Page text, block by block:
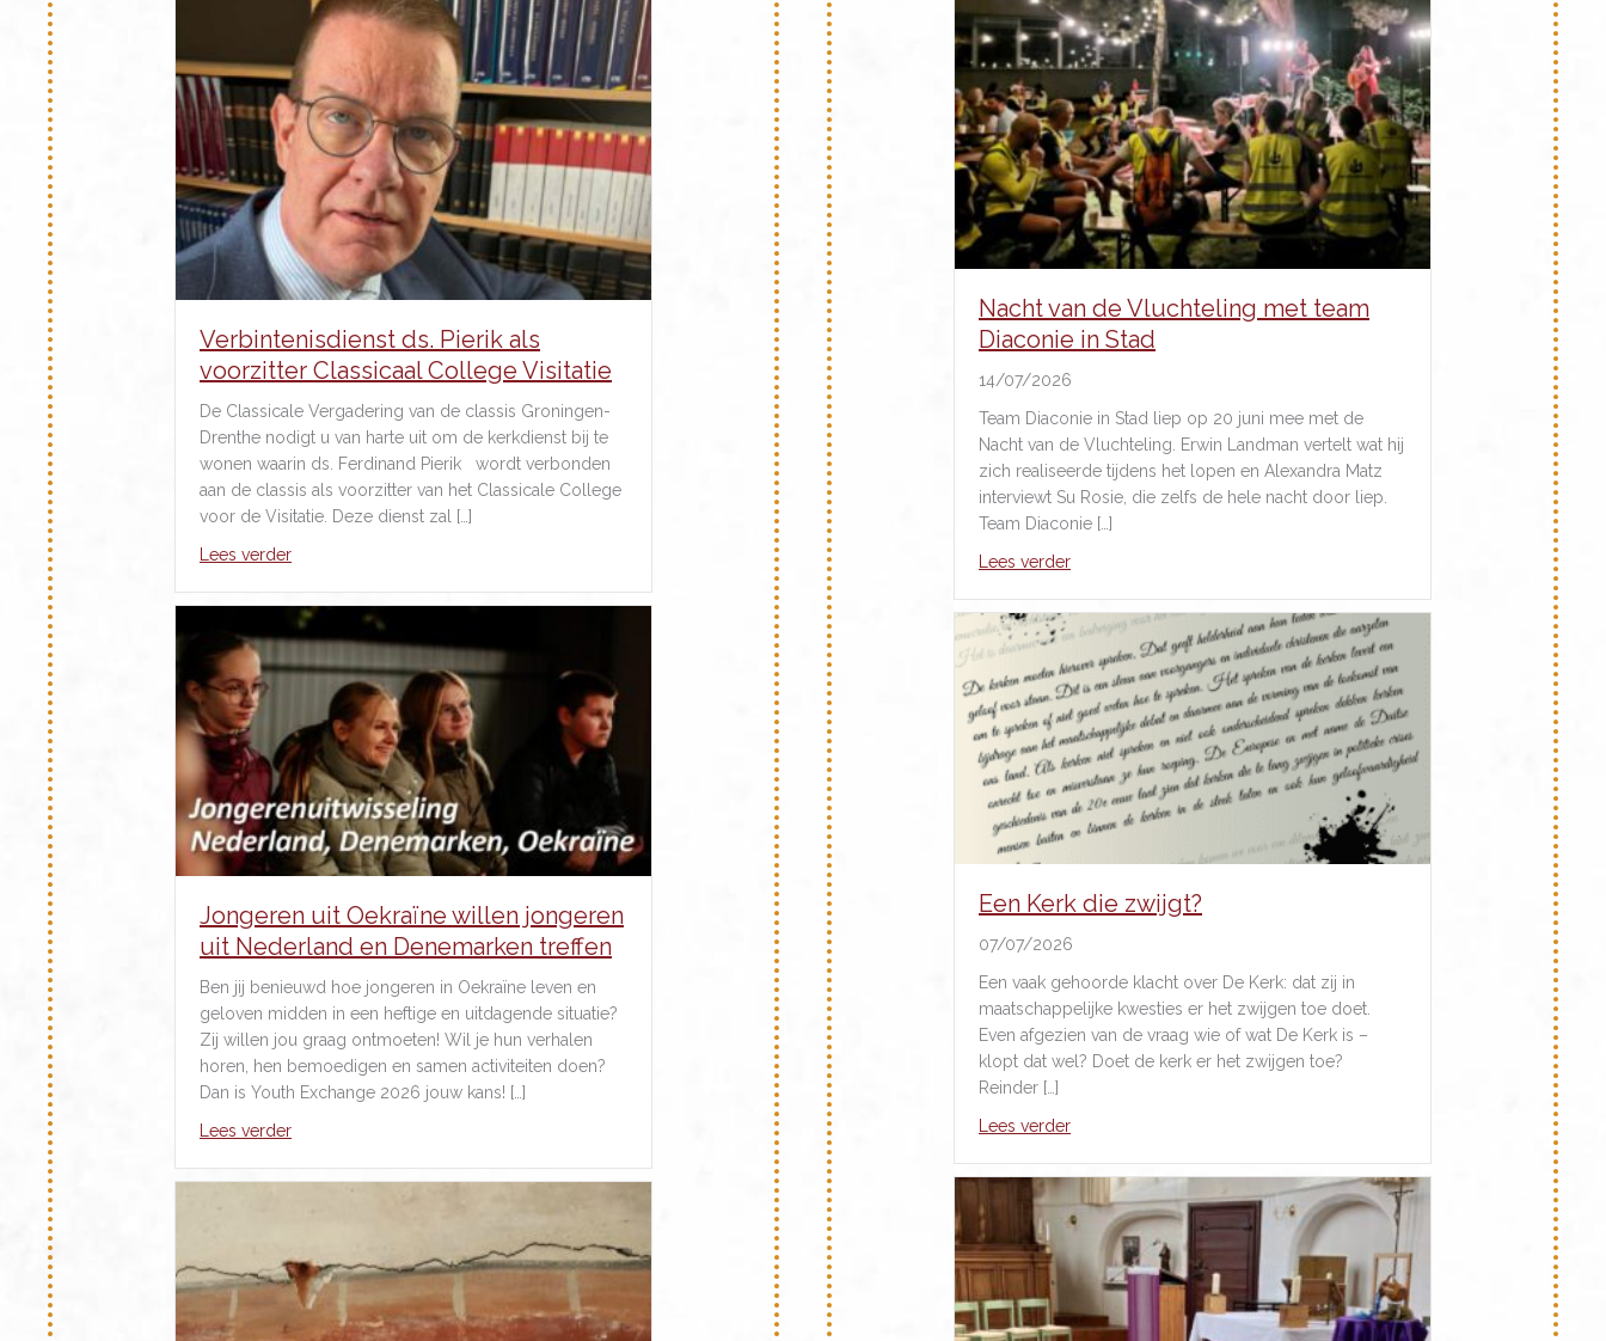
Verbintenisdienst ds. Pierik als
voorzitter Classicaal College Visitatie
De Classicale Vergadering van de classis Groningen-
Drenthe nodigt u van harte uit om de kerkdienst bij te
wonen waarin ds. Ferdinand Pierik wordt verbonden
aan de classis als voorzitter van het Classicale College
voor de Visitatie. Deze dienst zal […]
Lees verderabout Verbintenisdienst ds. Pierik als voorzitter Classicaal College Visitatie
Jongeren uit Oekraïne willen jongeren
uit Nederland en Denemarken treffen
Ben jij benieuwd hoe jongeren in Oekraïne leven en
geloven midden in een heftige en uitdagende situatie?
Zij willen jou graag ontmoeten! Wil je hun verhalen
horen, hen bemoedigen en samen activiteiten doen?
Dan is Youth Exchange 2026 jouw kans! […]
Lees verderabout Jongeren uit Oekraïne willen jongeren uit Nederland en Denemarken treffen
Nacht van de Vluchteling met team
Diaconie in Stad
14/07/2026
Team Diaconie in Stad liep op 20 juni mee met de
Nacht van de Vluchteling. Erwin Landman vertelt wat hij
zich realiseerde tijdens het lopen en Alexandra Matz
interviewt Su Rosie, die zelfs de hele nacht door liep.
Team Diaconie […]
Lees verderabout Nacht van de Vluchteling met team Diaconie in Stad
Een Kerk die zwijgt?
07/07/2026
Een vaak gehoorde klacht over De Kerk: dat zij in
maatschappelijke kwesties er het zwijgen toe doet.
Even afgezien van de vraag wie of wat De Kerk is –
klopt dat wel? Doet de kerk er het zwijgen toe?
Reinder […]
Lees verderabout Een Kerk die zwijgt?